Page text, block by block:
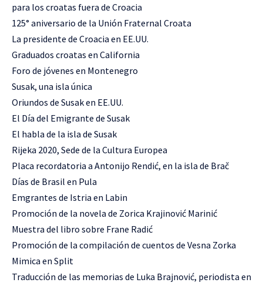
para los croatas fuera de Croacia
125° aniversario de la Unión Fraternal Croata
La presidente de Croacia en EE.UU.
Graduados croatas en California
Foro de jóvenes en Montenegro
Susak, una isla única
Oriundos de Susak en EE.UU.
El Día del Emigrante de Susak
El habla de la isla de Susak
Rijeka 2020, Sede de la Cultura Europea
Placa recordatoria a Antonijo Rendić, en la isla de Brač
Días de Brasil en Pula
Emgrantes de Istria en Labin
Promoción de la novela de Zorica Krajinović Marinić
Muestra del libro sobre Frane Radić
Promoción de la compilación de cuentos de Vesna Zorka
Mimica en Split
Traducción de las memorias de Luka Brajnović, periodista en